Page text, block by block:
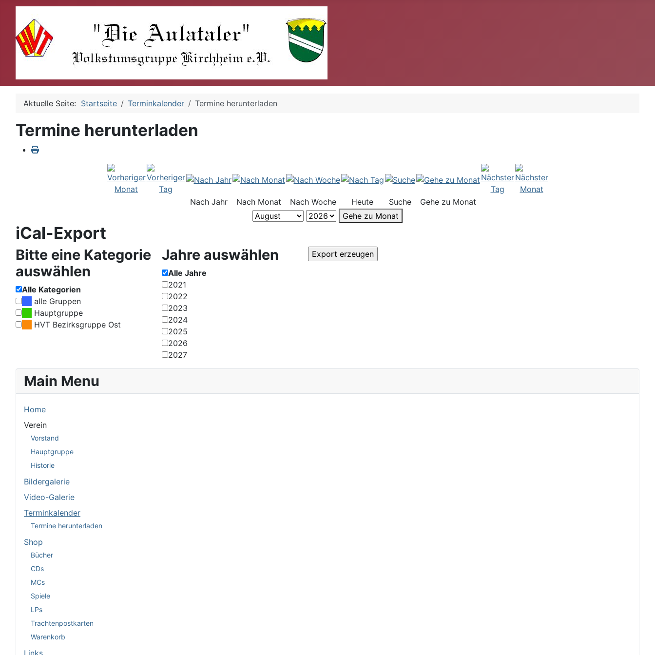
Aktuelle Seite: Startseite Terminkalender Termine herunterladen
Termine herunterladen
Nach Jahr Nach Monat Nach Woche Heute Suche
Gehe zu Monat
Gehe zu Monat
iCal-Export
Bitte eine Kategorie
auswählen
Alle Kategorien
alle Gruppen
Hauptgruppe
HVT Bezirksgruppe Ost
Jahre auswählen
Alle Jahre
2021
2022
2023
2024
2025
2026
2027
Main Menu
Home
Verein
Vorstand
Hauptgruppe
Historie
Bildergalerie
Video-Galerie
Terminkalender
Termine herunterladen
Shop
Bücher
CDs
MCs
Spiele
LPs
Trachtenpostkarten
Warenkorb
Links